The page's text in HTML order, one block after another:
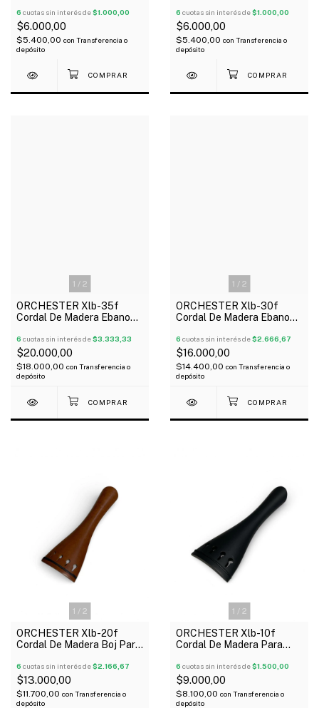
6 cuotas sin interés de$1.000,00
$6.000,00
$5.400,00 con Transferencia o
depósito
6 cuotas sin interés de$1.000,00
$6.000,00
$5.400,00 con Transferencia o
depósito
1 / 2
ORCHESTER Xlb-35f
Cordal De Madera Ebano
6 cuotas sin interés de$3.333,33
$20.000,00
$18.000,00 con Transferencia o
depósito
1 / 2
ORCHESTER Xlb-30f
Cordal De Madera Ebano
6 cuotas sin interés de$2.666,67
$16.000,00
$14.400,00 con Transferencia o
depósito
1 / 2
ORCHESTER Xlb-20f
Cordal De Madera Boj Para
6 cuotas sin interés de$2.166,67
$13.000,00
$11.700,00 con Transferencia o
depósito
1 / 2
ORCHESTER Xlb-10f
Cordal De Madera Para
6 cuotas sin interés de$1.500,00
$9.000,00
$8.100,00 con Transferencia o
depósito